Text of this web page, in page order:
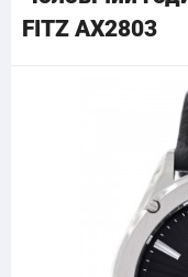
FITZ AX2803